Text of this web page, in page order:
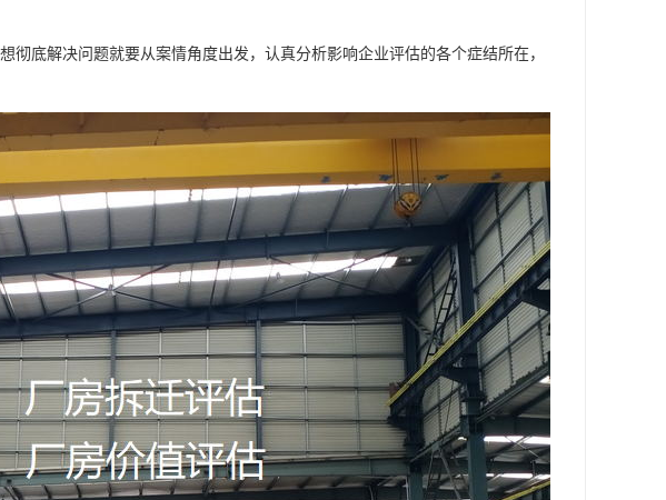
底解决问题就要从案情角度出发，认真分析影响企业评估的各个症结所在，